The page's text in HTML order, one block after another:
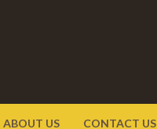
ABOUT US CONTACT US